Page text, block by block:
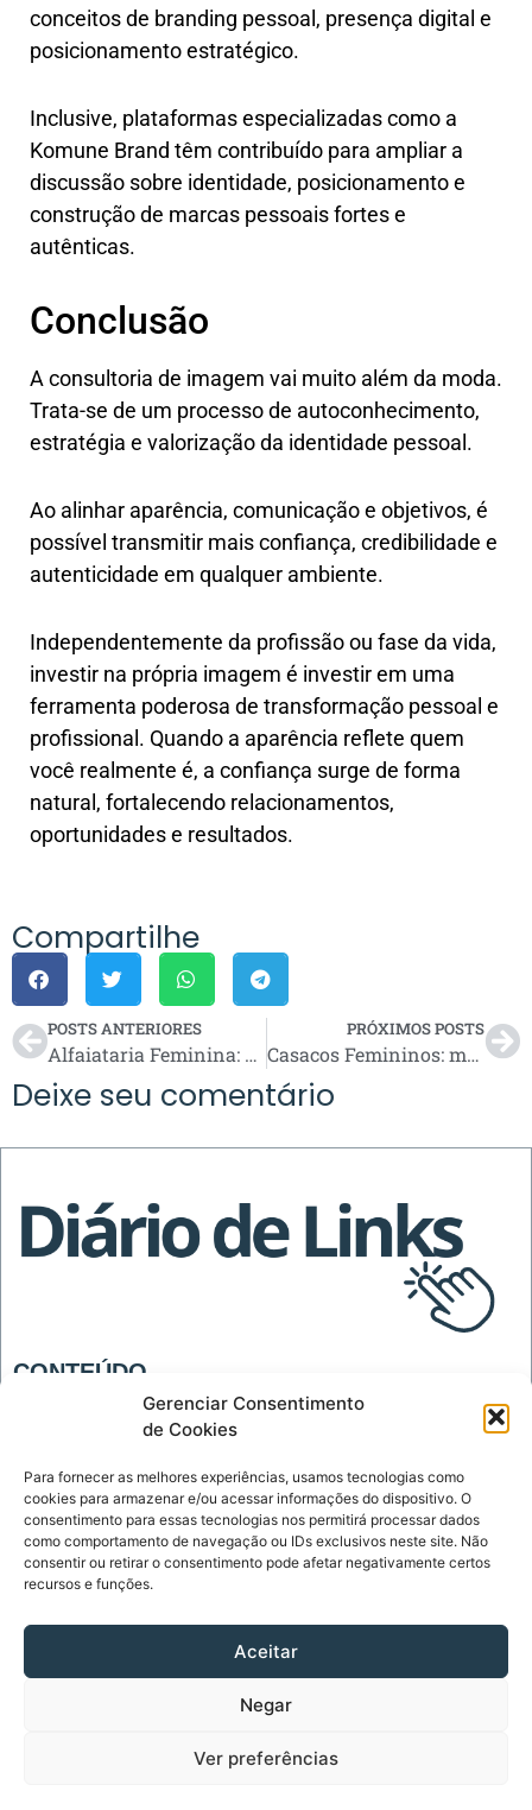
Gerenciar Consentimento
de Cookies
Para fornecer as melhores experiências, usamos tecnologias como
cookies para armazenar e/ou acessar informações do dispositivo. O
consentimento para essas tecnologias nos permitirá processar dados
como comportamento de navegação ou IDs exclusivos neste site. Não
consentir ou retirar o consentimento pode afetar negativamente certos
recursos e funções.
Aceitar
Negar
Ver preferências
conceitos de branding pessoal, presença digital e
posicionamento estratégico.
Inclusive, plataformas especializadas como a
Komune Brand têm contribuído para ampliar a
discussão sobre identidade, posicionamento e
construção de marcas pessoais fortes e
autênticas.
Conclusão
A consultoria de imagem vai muito além da moda.
Trata-se de um processo de autoconhecimento,
estratégia e valorização da identidade pessoal.
Ao alinhar aparência, comunicação e objetivos, é
possível transmitir mais confiança, credibilidade e
autenticidade em qualquer ambiente.
Independentemente da profissão ou fase da vida,
investir na própria imagem é investir em uma
ferramenta poderosa de transformação pessoal e
profissional. Quando a aparência reflete quem
você realmente é, a confiança surge de forma
natural, fortalecendo relacionamentos,
oportunidades e resultados.
Compartilhe
POSTS ANTERIORES
Alfaiataria Feminina: elegância e sofisticação para todas as ocasiões
PRÓXIMOS POSTS
Casacos Femininos: modelos essenciais para os dias frios
Deixe seu comentário
CONTEÚDO
INSTITUCIONAL
Página Inicial
Política de Privacidade
Termos de Uso
Sobre